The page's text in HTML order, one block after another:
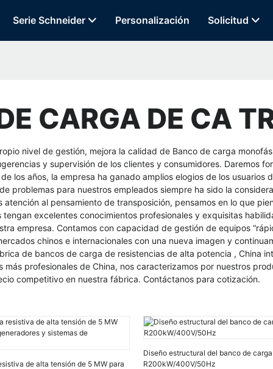
Serie Schneider Personalización Solicitud
CARGA DE CA
nivel de gestión, mejora la calidad de Banco de carga
y supervisión de los clientes y consumidores. Daremos
los años, la empresa ha ganado amplios elogios de los
problemas para nuestros empleados siempre ha sido la
al pensamiento de transposición, pensamos en lo que
excelentes conocimientos profesionales y exquisitas
empresa. Contamos con capacidad de gestión de equipos
chinos e internacionales con una nueva imagen y
de bancos de carga de resistencias de alta potencia , China
profesionales de China, nos caracterizamos por nuestros
competitivo en nuestra fábrica. Contáctanos para cotización.
de alta tensión de 5 MW para
Diseño estructural del banco de
R200kW/400V/50Hz